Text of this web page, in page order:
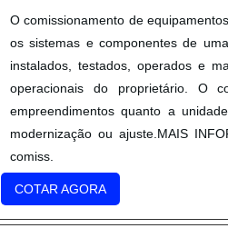
O comissionamento de
os sistemas e componentes de
instalados, testados, operados e
operacionais do proprietário. O
empreendimentos quanto a
modernização ou ajuste.MAIS
comiss.
COTAR AGORA